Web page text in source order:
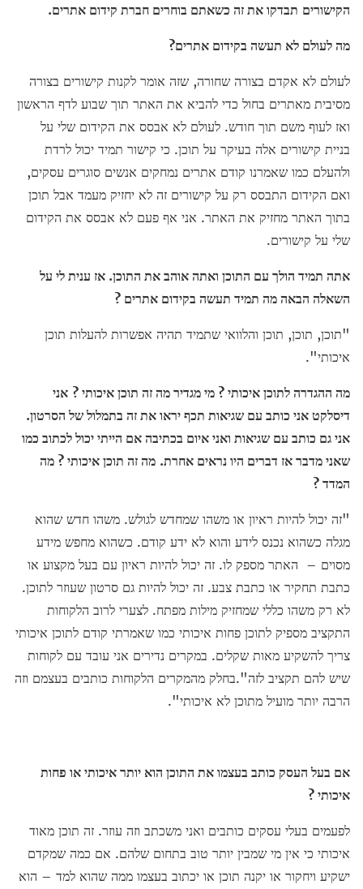
הקישורים תבדקו את זה כשאתם בוחרים חברת קידום אתרים.
מה לעולם לא תעשה בקידום אתרים?
לעולם לא אקדם בצורה שחורה, שזה אומר לקנות קישורים בצורה
מסיבית מאתרים בחול כדי להביא את האתר תוך שבוע לדף הראשון
ואז לעוף משם תוך חודש. לעולם לא אבסס את הקידום שלי על
בניית קישורים אלה בעיקר על תוכן. כי קישור תמיד יכול לרדת
ולהעלם כמו שאמרנו קודם אתרים נמחקים אנשים סוגרים עסקים,
ואם הקידום התבסס רק על קישורים זה לא יחזיק מעמד אבל תוכן
בתוך האתר מחזיק את האתר. אני אף פעם לא אבסס את הקידום
שלי על קישורים.
אתה תמיד הולך עם התוכן ואתה אוהב את התוכן. אז ענית לי על
השאלה הבאה מה תמיד תעשה בקידום אתרים ?
"תוכן, תוכן, תוכן והלוואי שתמיד תהיה אפשרות להעלות תוכן
איכותי".
מה ההגדרה לתוכן איכותי ? מי מגדיר מה זה תוכן איכותי ? אני
דיסלקט אני כותב עם שגיאות תכף יראו את זה בתמלול של הסרטון.
אני גם כותב עם שגיאות ואני איום בכתיבה אם הייתי יכול לכתוב כמו
שאני מדבר אז דברים היו נראים אחרת. מה זה תוכן איכותי ? מה
המדד ?
"זה יכול להיות ראיון או משהו שמחדש לגולש. משהו חדש שהוא
מגלה כשהוא נכנס לידע והוא לא ידע קודם. כשהוא מחפש מידע
מסוים – האתר מספק לו. זה יכול להיות ראיון עם בעל מקצוע או
כתבת תחקיר או כתבת צבע. זה יכול להיות גם סרטון שעוזר לתוכן.
לא רק משהו כללי שמחזיק מילות מפתח. לצערי לרוב הלקוחות
התקציב מספיק לתוכן פחות איכותי כמו שאמרתי קודם לתוכן איכותי
צריך להשקיע מאות שקלים. במקרים נדירים אני עובד עם לקוחות
שיש להם תקציב לזה".בחלק מהמקרים הלקוחות כותבים בעצמם וזה
הרבה יותר מועיל מתוכן לא איכותי".
אם בעל העסק כותב בעצמו את התוכן הוא יותר איכותי או פחות
איכותי ?
לפעמים בעלי עסקים כותבים ואני משכתב וזה עוזר. זה תוכן מאוד
איכותי כי אין מי שמבין יותר טוב בתחום שלהם. אם כמה שמקדם
ישקיע ויחקור או יקנה תוכן או יכתוב בעצמו ממה שהוא למד – הוא